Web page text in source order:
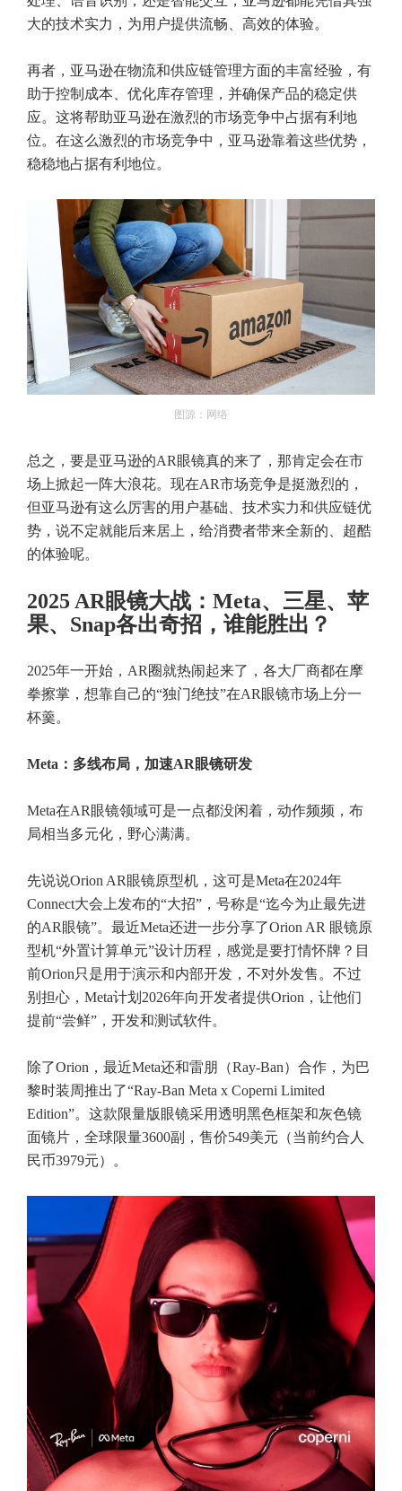
大的技术实力，为用户提供流畅、高效的体验。
再者，亚马逊在物流和供应链管理方面的丰富经验，有
助于控制成本、优化库存管理，并确保产品的稳定供
应。这将帮助亚马逊在激烈的市场竞争中占据有利地
位。在这么激烈的市场竞争中，亚马逊靠着这些优势，
稳稳地占据有利地位。
图源：网络
总之，要是亚马逊的AR眼镜真的来了，那肯定会在市
场上掀起一阵大浪花。现在AR市场竞争是挺激烈的，
但亚马逊有这么厉害的用户基础、技术实力和供应链优
势，说不定就能后来居上，给消费者带来全新的、超酷
的体验呢。
2025 AR眼镜大战：Meta、三星、苹
果、Snap各出奇招，谁能胜出？
2025年一开始，AR圈就热闹起来了，各大厂商都在摩
拳擦掌，想靠自己的“独门绝技”在AR眼镜市场上分一
杯羹。
Meta：多线布局，加速AR眼镜研发
Meta在AR眼镜领域可是一点都没闲着，动作频频，布
局相当多元化，野心满满。
先说说Orion AR眼镜原型机，这可是Meta在2024年
Connect大会上发布的“大招”，号称是“迄今为止最先进
的AR眼镜”。最近Meta还进一步分享了Orion AR 眼镜原
型机“外置计算单元”设计历程，感觉是要打情怀牌？目
前Orion只是用于演示和内部开发，不对外发售。不过
别担心，Meta计划2026年向开发者提供Orion，让他们
提前“尝鲜”，开发和测试软件。
除了Orion，最近Meta还和雷朋（Ray-Ban）合作，为巴
黎时装周推出了“Ray-Ban Meta x Coperni Limited
Edition”。这款限量版眼镜采用透明黑色框架和灰色镜
面镜片，全球限量3600副，售价549美元（当前约合人
民币3979元）。